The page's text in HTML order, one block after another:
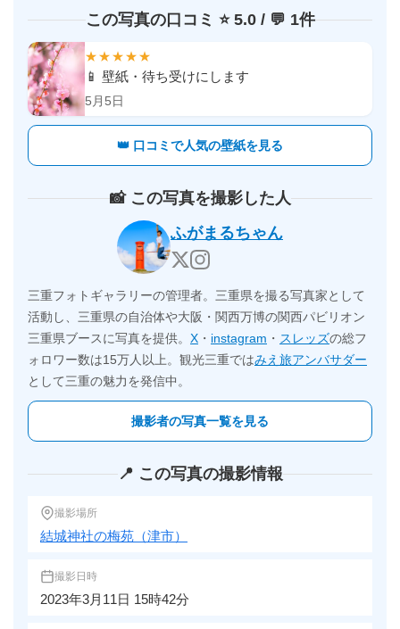
この写真の口コミ ⭐️ 5.0 / 💬 1件
★★★★★
📱 壁紙・待ち受けにします
5月5日
👑 口コミで人気の壁紙を見る
📸 この写真を撮影した人
ふがまるちゃん
三重フォトギャラリーの管理者。三重県を撮る写真家として
活動し、三重県の自治体や大阪・関西万博の関西パビリオン
三重県ブースに写真を提供。 X ・ instagram ・ スレッズの総フ
ォロワー数は15万人以上。観光三重ではみえ旅アンバサダー
として三重の魅力を発信中。
撮影者の写真一覧を見る
📍 この写真の撮影情報
撮影場所
結城神社の梅苑（津市）
撮影日時
2023年3月11日 15時42分